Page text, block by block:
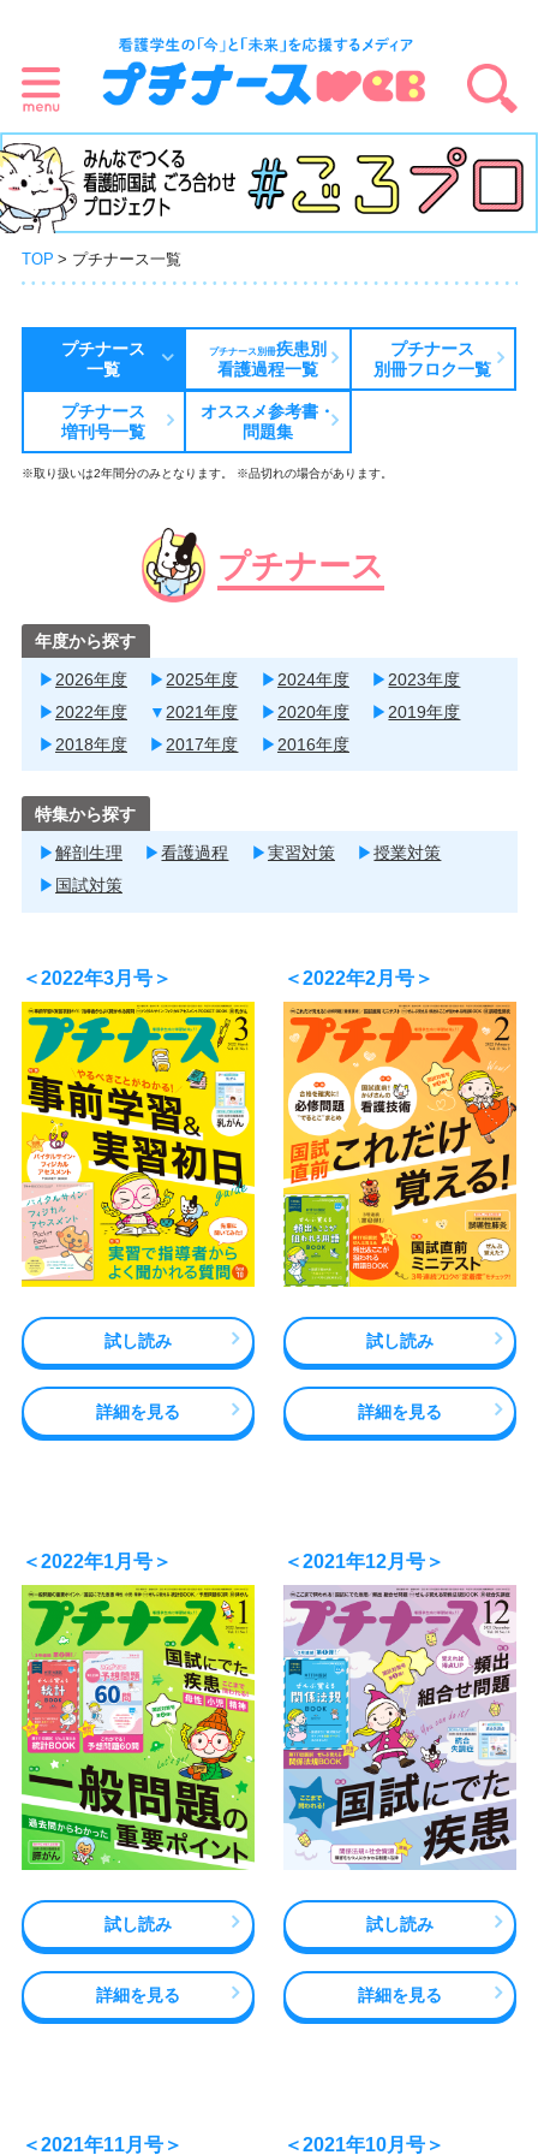
TOP プチナース一覧
プチナース
一覧
プチナース別冊疾患別
看護過程一覧
プチナース
別冊フロク一覧
プチナース
増刊号一覧
オススメ参考書・
問題集
※取り扱いは2年間分のみとなります。 ※品切れの場合があります。
プチナース
年度から探す
2026年度 2025年度 2024年度
2023年度
2022年度
2021年度 2020年度
2019年度
2018年度
2017年度 2016年度
特集から探す
解剖生理 看護過程 実習対策
授業対策
国試対策
＜2022年3月号＞
試し読み
詳細を見る
＜2022年2月号＞
試し読み
詳細を見る
＜2022年1月号＞
試し読み
詳細を見る
＜2021年12月号＞
試し読み
詳細を見る
＜2021年11月号＞ ＜2021年10月号＞